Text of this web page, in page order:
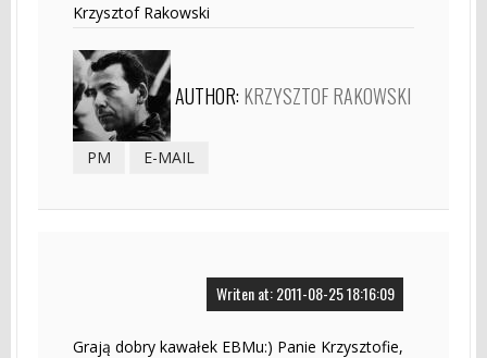
Krzysztof Rakowski
AUTHOR: KRZYSZTOF RAKOWSKI
PM E-MAIL
Writen at: 2011-08-25 18:16:09
Grają dobry kawałek EBMu:) Panie Krzysztofie,